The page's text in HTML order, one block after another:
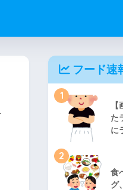
フード速
1
た
に
2
食
グ